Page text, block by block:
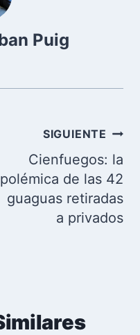
Puig
SIGUIENTE
Cienfuegos: la
polémica de las 42
guaguas retiradas
a privados